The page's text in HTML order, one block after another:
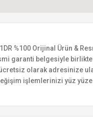
%100 Orijinal Ürün &
garanti belgesiyle
olarak adresinize
işlemlerinizi yüz